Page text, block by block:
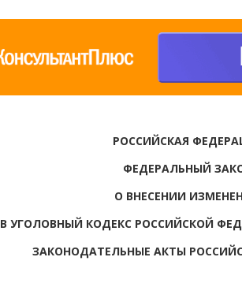
РОССИЙСКАЯ
ФЕДЕРАЛЬНЫЙ
О ВНЕСЕНИИ
В УГОЛОВНЫЙ КОДЕКС РОССИЙСКОЙ
ЗАКОНОДАТЕЛЬНЫЕ АКТЫ